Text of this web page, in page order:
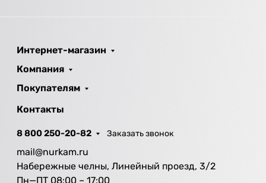
Интернет-магазин
Компания
Покупателям
Контакты
8 800 250-20-82 Заказать звонок
mail@nurkam.ru
Набережные челны, Линейный проезд, 3/2
Пн—ПТ 08:00 – 17:00